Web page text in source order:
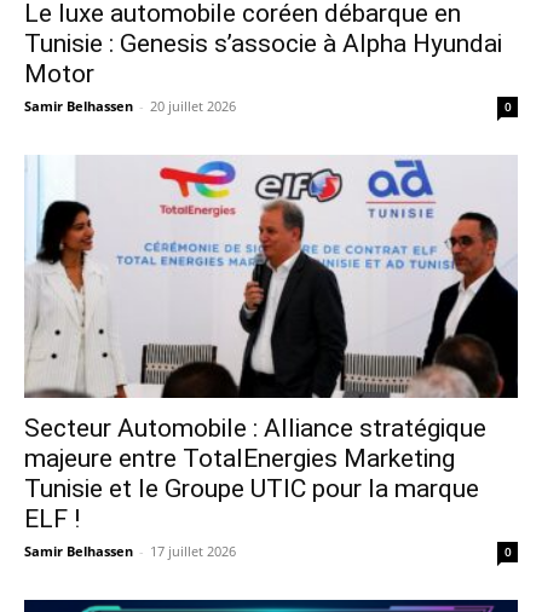
Le luxe automobile coréen débarque en
Tunisie : Genesis s’associe à Alpha Hyundai
Motor
Samir Belhassen - 20 juillet 2026 0
Secteur Automobile : Alliance stratégique
majeure entre TotalEnergies Marketing
Tunisie et le Groupe UTIC pour la marque
ELF !
Samir Belhassen - 17 juillet 2026 0